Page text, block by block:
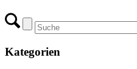
Kategorien